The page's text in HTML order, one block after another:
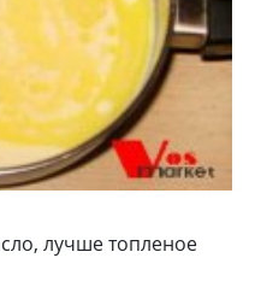
лучше топленое